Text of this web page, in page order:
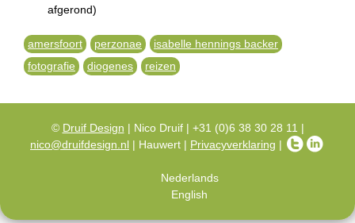
afgerond)
amersfoort perzonae
isabelle hennings backer
fotografie
diogenes reizen
© Druif Design | Nico Druif | +31 (0)6 38 30 28 11 |
nico@druifdesign.nl | Hauwert | Privacyverklaring |
Nederlands
English